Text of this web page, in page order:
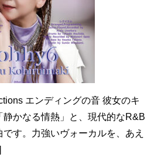
エンディングの音 彼女のキ
静かなる情熱」と、現代的なR&B
す。力強いヴォーカルを、あえ